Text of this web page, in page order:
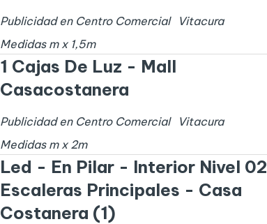
Publicidad en Centro Comercial
Vitacura
Medidas m x 1,5m
1 Cajas De Luz - Mall
Casacostanera
Publicidad en Centro Comercial
Vitacura
Medidas m x 2m
Led - En Pilar - Interior Nivel 02
Escaleras Principales - Casa
Costanera (1)